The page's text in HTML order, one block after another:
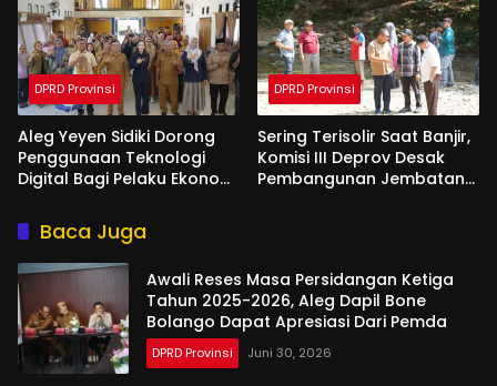
DPRD Provinsi
Aleg Yeyen Sidiki Dorong
Penggunaan Teknologi
Digital Bagi Pelaku Ekonomi
DPRD Provinsi
Sering Terisolir Saat Banjir,
Komisi III Deprov Desak
Pembangunan Jembatan
Baca Juga
Awali Reses Masa Persidangan Ketiga
Tahun 2025-2026, Aleg Dapil Bone
Bolango Dapat Apresiasi Dari Pemda
DPRD Provinsi Juni 30, 2026